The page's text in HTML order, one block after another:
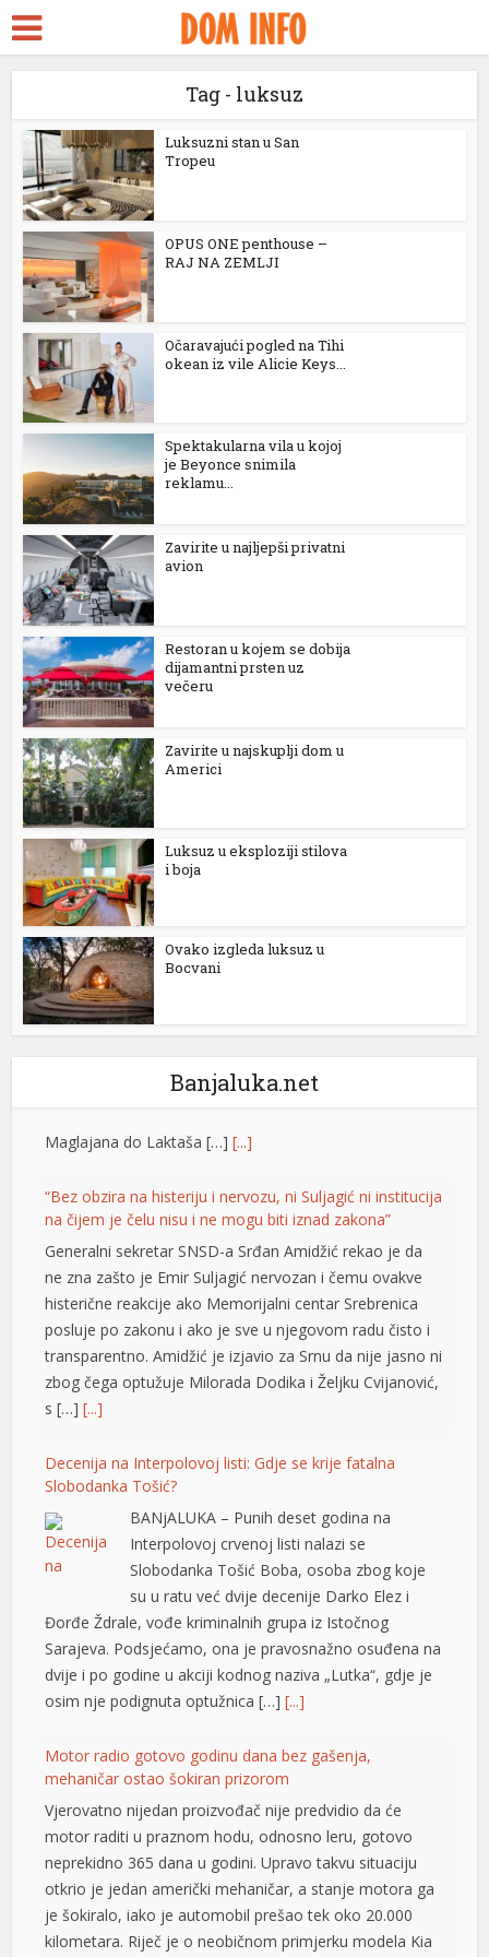
panel
panel
paketleri
panel
panel
panel
panel
panel
panel
panel
panel
panel
panel
panel
panel
panel
panel
panel
panel
panel
panel
panel
panel
panel
panel
panel
panel
panel
panel
panel
panel
panel
Tag - luksuz
Luksuzni stan u San
Tropeu
OPUS ONE penthouse –
RAJ NA ZEMLJI
Očaravajući pogled na Tihi
okean iz vile Alicie Keys...
Spektakularna vila u kojoj
je Beyonce snimila
reklamu...
Zavirite u najljepši privatni
avion
Restoran u kojem se dobija
dijamantni prsten uz
večeru
Zavirite u najskuplji dom u
Americi
Luksuz u eksploziji stilova
i boja
Ovako izgleda luksuz u
Bocvani
Banjaluka.net
“Bez obzira na histeriju i nervozu, ni Suljagić ni institucija
Generalni sekretar SNSD-a Srđan Amidžić rekao je da
ne zna zašto je Emir Suljagić nervozan i čemu ovakve
histerične reakcije ako Memorijalni centar Srebrenica
posluje po zakonu i ako je sve u njegovom radu čisto i
transparentno. Amidžić je izjavio za Srnu da nije jasno ni
zbog čega optužuje Milorada Dodika i Željku Cvijanović,
s […][...]
Decenija na Interpolovoj listi: Gdje se krije fatalna
BANjALUKA – Punih deset godina na
Slobodanka Tošić Boba, osoba zbog koje
su u ratu već dvije decenije Darko Elez i
Đorđe Ždrale, vođe kriminalnih grupa iz Istočnog
Sarajeva. Podsjećamo, ona je pravosnažno osuđena na
dvije i po godine u akciji kodnog naziva „Lutka“, gdje je
osim nje podignuta optužnica […][...]
Motor radio gotovo godinu dana bez gašenja,
Vjerovatno nijedan proizvođač nije predvidio da će
motor raditi u praznom hodu, odnosno leru, gotovo
neprekidno 365 dana u godini. Upravo takvu situaciju
otkrio je jedan američki mehaničar, a stanje motora ga
je šokiralo, iako je automobil prešao tek oko 20.000
kilometara. Riječ je o neobičnom primjerku modela Kia
Soul iz 2025. godine, sa atmosferskim […][...]